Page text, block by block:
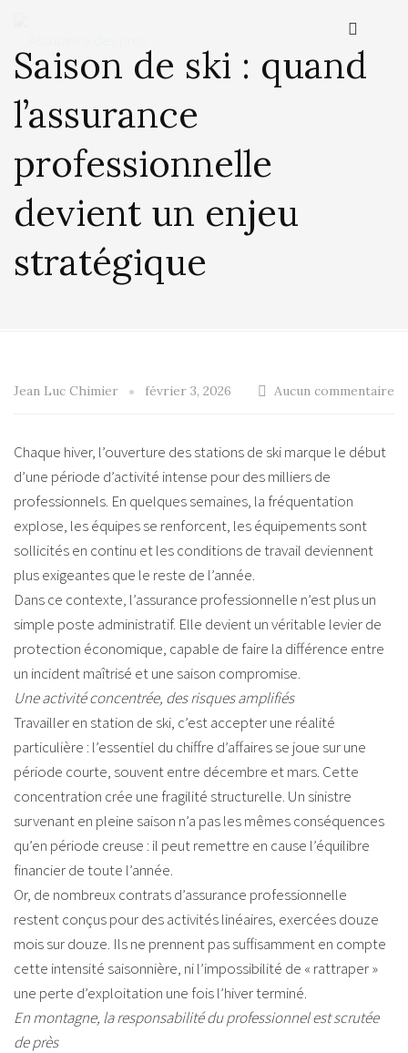
Saison de ski : quand
l’assurance
professionnelle
devient un enjeu
stratégique
Jean Luc Chimier février 3, 2026 Aucun commentaire
Chaque hiver, l’ouverture des stations de ski marque le début
d’une période d’activité intense pour des milliers de
professionnels. En quelques semaines, la fréquentation
explose, les équipes se renforcent, les équipements sont
sollicités en continu et les conditions de travail deviennent
plus exigeantes que le reste de l’année.
Dans ce contexte, l’assurance professionnelle n’est plus un
simple poste administratif. Elle devient un véritable levier de
protection économique, capable de faire la différence entre
un incident maîtrisé et une saison compromise.
Une activité concentrée, des risques amplifiés
Travailler en station de ski, c’est accepter une réalité
particulière : l’essentiel du chiffre d’affaires se joue sur une
période courte, souvent entre décembre et mars. Cette
concentration crée une fragilité structurelle. Un sinistre
survenant en pleine saison n’a pas les mêmes conséquences
qu’en période creuse : il peut remettre en cause l’équilibre
financier de toute l’année.
Or, de nombreux contrats d’assurance professionnelle
restent conçus pour des activités linéaires, exercées douze
mois sur douze. Ils ne prennent pas suffisamment en compte
cette intensité saisonnière, ni l’impossibilité de « rattraper »
une perte d’exploitation une fois l’hiver terminé.
En montagne, la responsabilité du professionnel est scrutée
de près